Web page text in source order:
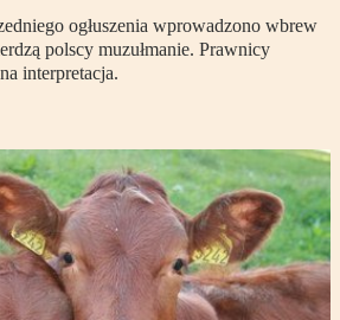
ogłuszenia wprowadzono wbrew
polscy muzułmanie. Prawnicy
interpretacja.